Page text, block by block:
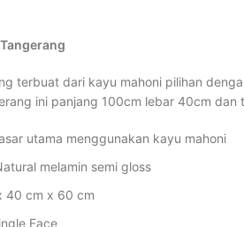
terbuat dari kayu mahoni pilihan
ini panjang 100cm lebar 40cm dan
utama menggunakan kayu mahoni
melamin semi gloss
40 cm x 60 cm
Face